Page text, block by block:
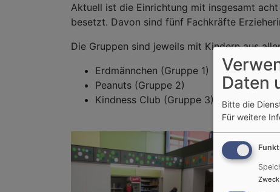
Aktuell ist die Einrichtung mit insgesamt
besetzt. Davon sind fünf Fachkräfte
Die Gruppen sind jeweils mit Kindern aus
Erdmännchen (Gruppe 1)
Peanuts (Gruppe 2)
Kindness Club (Gruppe 3)
Daten
Bitte die
Für weitere
Zweck